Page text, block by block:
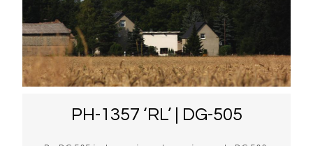
PH-1357 ‘RL’ | DG-505